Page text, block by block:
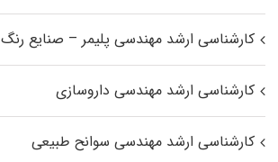
کارشناسی ارشد مهندسی پلیمر – صنایع رنگ
کارشناسی ارشد مهندسی داروسازی
کارشناسی ارشد مهندسی سوانح طبیعی